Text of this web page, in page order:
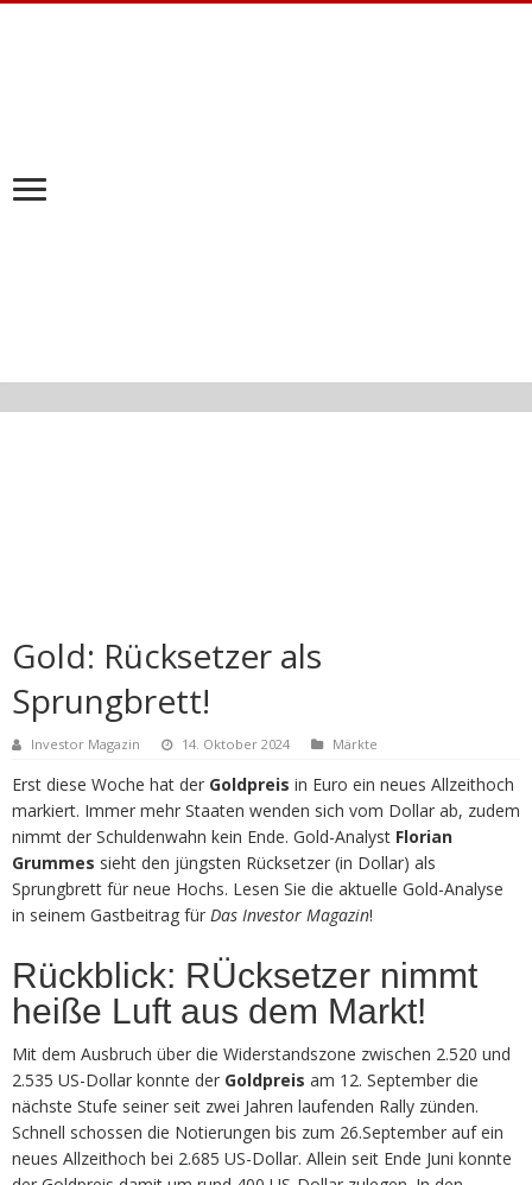
Gold: Rücksetzer als
Sprungbrett!
Investor Magazin 14. Oktober 2024 Märkte
Erst diese Woche hat der Goldpreis in Euro ein neues Allzeithoch
markiert. Immer mehr Staaten wenden sich vom Dollar ab, zudem
nimmt der Schuldenwahn kein Ende. Gold-Analyst Florian
Grummes sieht den jüngsten Rücksetzer (in Dollar) als
Sprungbrett für neue Hochs. Lesen Sie die aktuelle Gold-Analyse
in seinem Gastbeitrag für Das Investor Magazin!
Rückblick: RÜcksetzer nimmt
heiße Luft aus dem Markt!
Mit dem Ausbruch über die Widerstandszone zwischen 2.520 und
2.535 US-Dollar konnte der Goldpreis am 12. September die
nächste Stufe seiner seit zwei Jahren laufenden Rally zünden.
Schnell schossen die Notierungen bis zum 26.September auf ein
neues Allzeithoch bei 2.685 US-Dollar. Allein seit Ende Juni konnte